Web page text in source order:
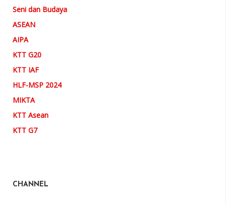
Seni dan Budaya
ASEAN
AIPA
KTT G20
KTT IAF
HLF-MSP 2024
MIKTA
KTT Asean
KTT G7
CHANNEL